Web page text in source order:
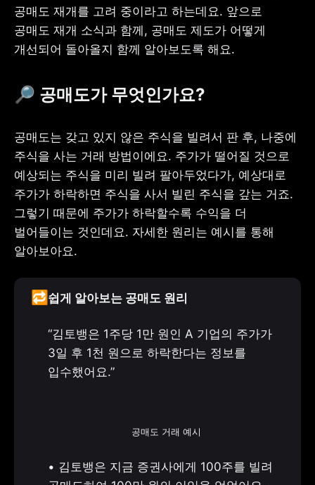
공매도 재개를 고려 중이라고 하는데요. 앞으로
공매도 재개 소식과 함께, 공매도 제도가 어떻게
개선되어 돌아올지 함께 알아보도록 해요.
🔎 공매도가 무엇인가요?
공매도는 갖고 있지 않은 주식을 빌려서 판 후, 나중에
주식을 사는 거래 방법이에요. 주가가 떨어질 것으로
예상되는 주식을 미리 빌려 팔아두었다가, 예상대로
주가가 하락하면 주식을 사서 빌린 주식을 갚는 거죠.
그렇기 때문에 주가가 하락할수록 수익을 더
벌어들이는 것인데요. 자세한 원리는 예시를 통해
알아보아요.
🔁 쉽게 알아보는 공매도 원리
“김토뱅은 1주당 1만 원인 A 기업의 주가가
3일 후 1천 원으로 하락한다는 정보를
입수했어요.”
공매도 거래 예시
• 김토뱅은 지금 증권사에게 100주를 빌려